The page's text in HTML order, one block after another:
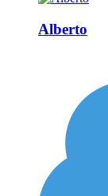
Alberto